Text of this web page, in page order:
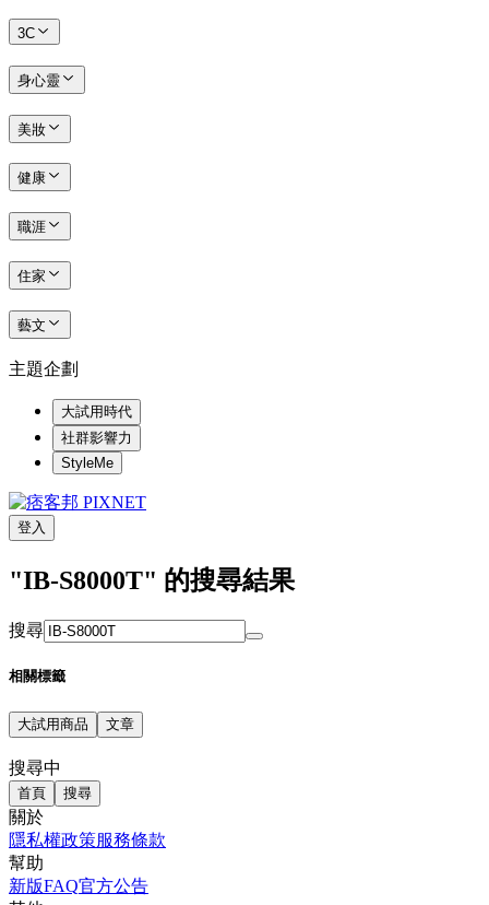
3C
身心靈
美妝
健康
職涯
住家
藝文
主題企劃
大試用時代
社群影響力
StyleMe
登入
"IB-S8000T" 的搜尋結果
搜尋
相關標籤
大試用商品 文章
搜尋中
首頁 搜尋
關於
隱私權政策服務條款
幫助
新版FAQ官方公告